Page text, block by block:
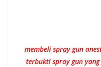
membeli spray gun
terbukti spray gun